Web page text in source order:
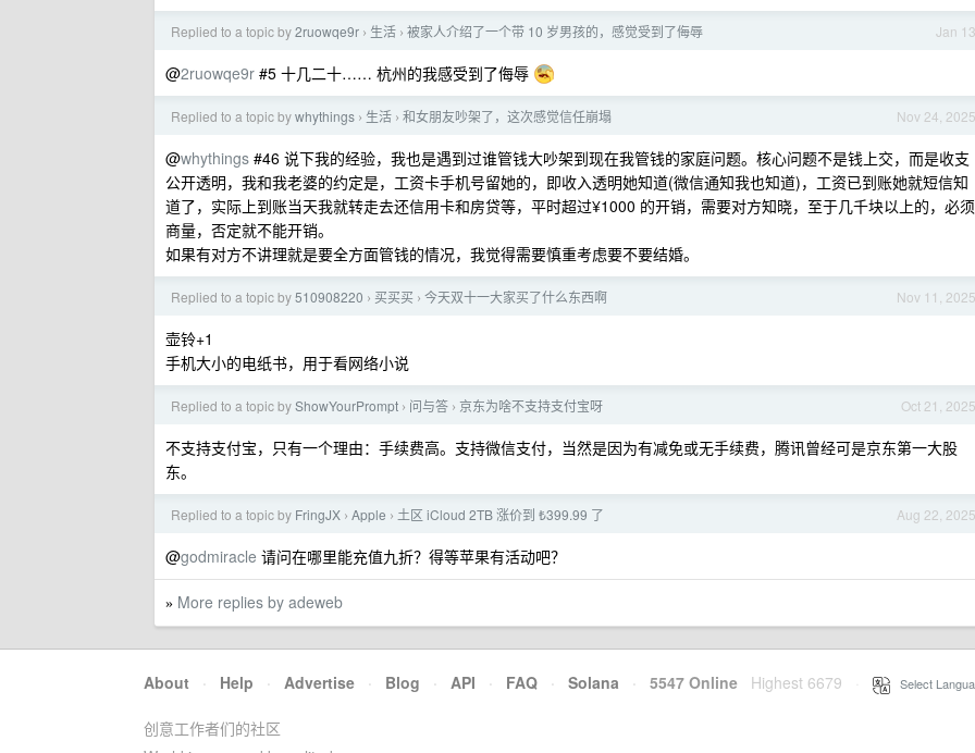
Jan 13
Replied to a topic by2ruowqe9r › 生活 › 被家人介绍了一个带 10 岁男孩的，感觉受到了侮辱
@2ruowqe9r #5 十几二十…… 杭州的我感受到了侮辱
Nov 24, 2025
Replied to a topic bywhythings › 生活 › 和女朋友吵架了，这次感觉信任崩塌
@whythings #46 说下我的经验，我也是遇到过谁管钱大吵架到现在我管钱的家庭问题。核心问题不是钱上交，而是收支
公开透明，我和我老婆的约定是，工资卡手机号留她的，即收入透明她知道(微信通知我也知道)，工资已到账她就短信知
道了，实际上到账当天我就转走去还信用卡和房贷等，平时超过¥1000 的开销，需要对方知晓，至于几千块以上的，必须
商量，否定就不能开销。
如果有对方不讲理就是要全方面管钱的情况，我觉得需要慎重考虑要不要结婚。
Nov 11, 2025
Replied to a topic by510908220 › 买买买 › 今天双十一大家买了什么东西啊
壶铃+1
手机大小的电纸书，用于看网络小说
Oct 21, 2025
Replied to a topic byShowYourPrompt › 问与答 › 京东为啥不支持支付宝呀
不支持支付宝，只有一个理由：手续费高。支持微信支付，当然是因为有减免或无手续费，腾讯曾经可是京东第一大股
东。
Aug 22, 2025
Replied to a topic by FringJX › Apple › 土区 iCloud 2TB 涨价到 ₺399.99 了
@godmiracle 请问在哪里能充值九折？得等苹果有活动吧？
» More replies by adeweb
About · Help · Advertise · Blog · API · FAQ · Solana · 5547 Online Highest 6679 Select
创意工作者们的社区